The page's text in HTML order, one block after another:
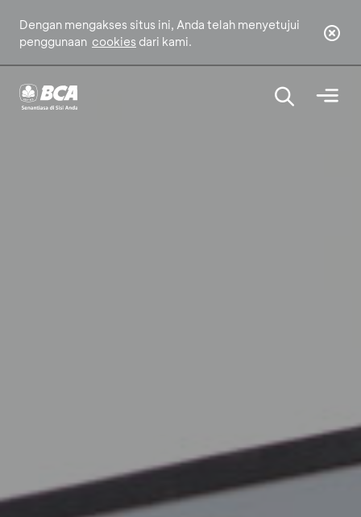
Dengan mengakses situs ini, Anda telah menyetujui
penggunaan cookies dari kami.